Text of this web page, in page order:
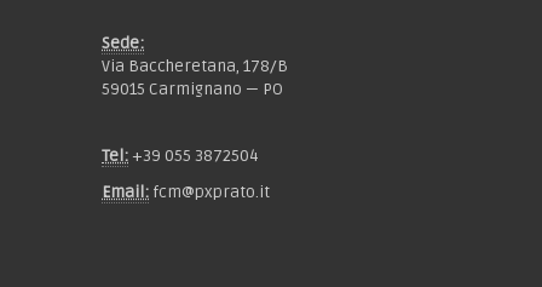
Sede:
Via Baccheretana, 178/B
59015 Carmignano — PO
Tel: +39 055 3872504
Email: fcm@pxprato.it